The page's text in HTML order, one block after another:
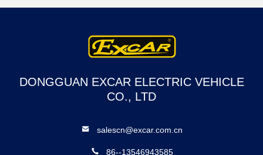
DONGGUAN EXCAR ELECTRIC VEHICLE
CO., LTD
salescn@excar.com.cn
86--13546943585